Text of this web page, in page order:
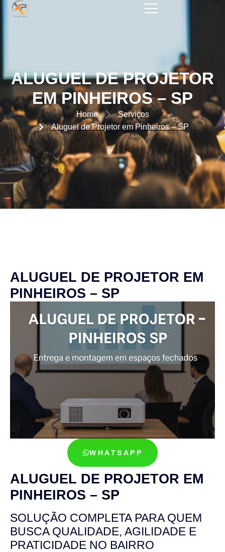
ALUGUEL DE PROJETOR
EM PINHEIROS – SP
Home
Serviços
Aluguel de Projetor em Pinheiros – SP
ALUGUEL DE PROJETOR EM
PINHEIROS – SP
WHATSAPP
ALUGUEL DE PROJETOR EM
PINHEIROS – SP
SOLUÇÃO COMPLETA PARA QUEM
BUSCA QUALIDADE, AGILIDADE E
PRATICIDADE NO BAIRRO